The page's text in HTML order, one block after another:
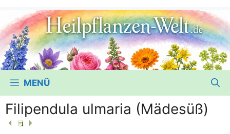
MENÜ
Filipendula ulmaria (Mädesüß)